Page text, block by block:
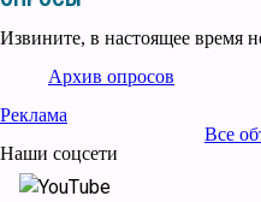
Извините, в настоящее время
Архив опросов
Реклама
Все
Наши соцсети
YouTube